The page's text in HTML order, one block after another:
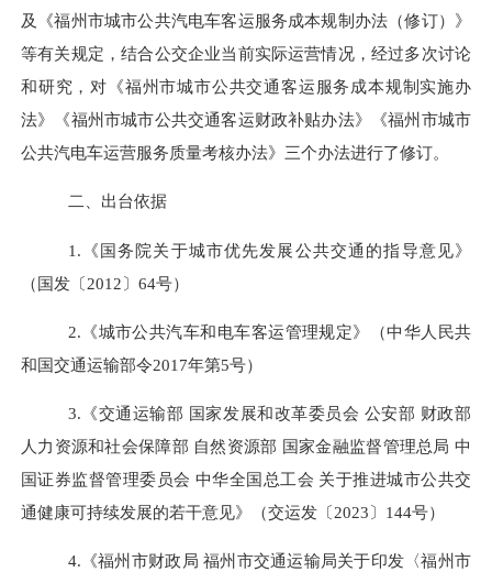
及《福州市城市公共汽电车客运服务成本规制办法（修订）》
等有关规定，结合公交企业当前实际运营情况，经过多次讨论
和研究 ， 对《福州市城市公共交通客运服务成本规制实施办
法》《福州市城市公共交通客运财政补贴办法》《福州市城市
公共汽电车运营服务质量考核办法》 三个办法进行了修订。
二、出台依据
1. 《国务院关于城市优先发展公共交通的指导意见》
（国发〔2012〕64号）
2. 《城市公共汽车和电车客运管理规定》（中华人民共
和国交通运输部令2017年第5号）
3.《交通运输部 国家发展和改革委员会 公安部 财政部
人力资源和社会保障部 自然资源部 国家金融监督管理总局 中
国证券监督管理委员会 中华全国总工会 关于推进城市公共交
通健康可持续发展的若干意见》（交运发 〔2023〕144号）
4.《福州市财政局 福州市交通运输局关于印发〈福州市